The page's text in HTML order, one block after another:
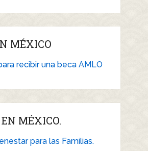
MÉXICO
MÉXICO.
para las Familias.